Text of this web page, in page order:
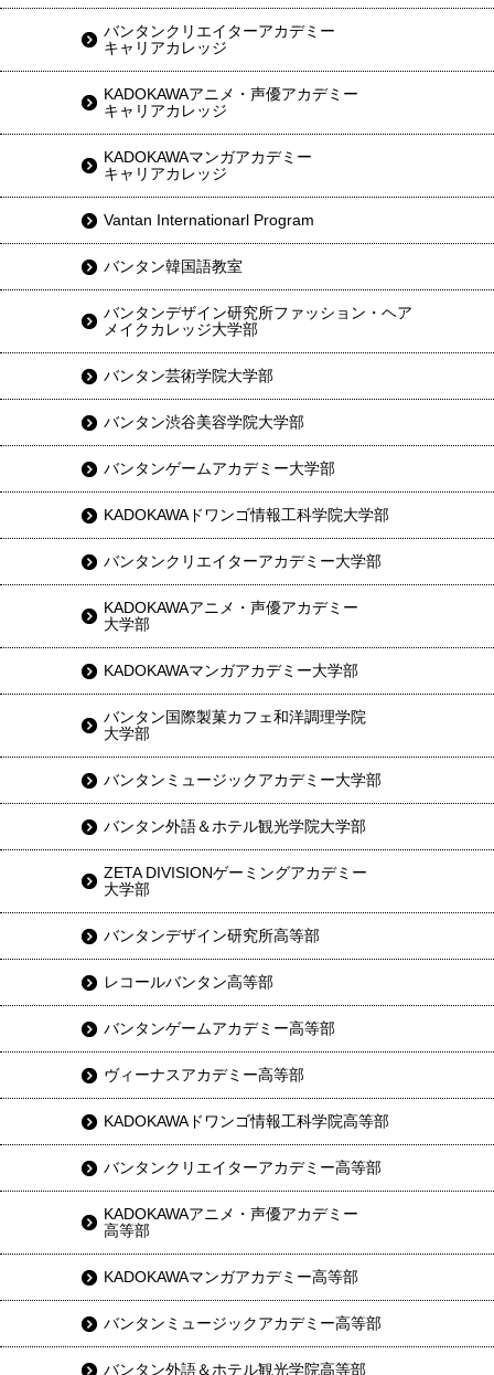
バンタンクリエイターアカデミー
キャリアカレッジ
KADOKAWAアニメ・声優アカデミー
キャリアカレッジ
KADOKAWAマンガアカデミー
キャリアカレッジ
Vantan Internationarl Program
バンタン韓国語教室
バンタンデザイン研究所ファッション・ヘア
メイクカレッジ大学部
バンタン芸術学院大学部
バンタン渋谷美容学院大学部
バンタンゲームアカデミー大学部
KADOKAWAドワンゴ情報工科学院大学部
バンタンクリエイターアカデミー大学部
KADOKAWAアニメ・声優アカデミー
大学部
KADOKAWAマンガアカデミー大学部
バンタン国際製菓カフェ和洋調理学院
大学部
バンタンミュージックアカデミー大学部
バンタン外語＆ホテル観光学院大学部
ZETA DIVISIONゲーミングアカデミー
大学部
バンタンデザイン研究所高等部
レコールバンタン高等部
バンタンゲームアカデミー高等部
ヴィーナスアカデミー高等部
KADOKAWAドワンゴ情報工科学院高等部
バンタンクリエイターアカデミー高等部
KADOKAWAアニメ・声優アカデミー
高等部
KADOKAWAマンガアカデミー高等部
バンタンミュージックアカデミー高等部
バンタン外語＆ホテル観光学院高等部